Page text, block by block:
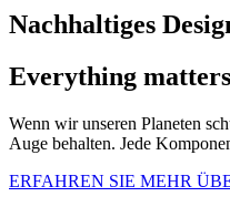
Nachhaltiges
Everything matters
Wenn wir unseren Planeten
Auge behalten. Jede
ERFAHREN SIE MEHR